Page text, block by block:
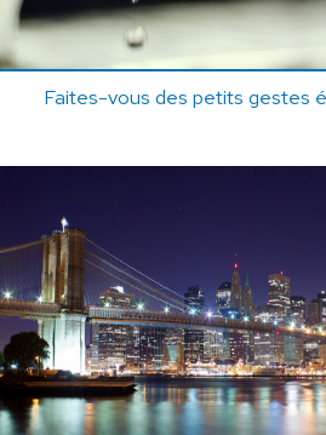
Faites-vous des petits gestes